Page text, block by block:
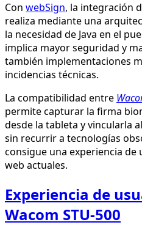
Con webSign, la integración
realiza mediante una
la necesidad de Java en el
implica mayor seguridad y
también implementaciones
incidencias técnicas.
La compatibilidad entre
permite capturar la firma
desde la tableta y vincularla
sin recurrir a tecnologías
consigue una experiencia
web actuales.
Experiencia de
Wacom STU-500